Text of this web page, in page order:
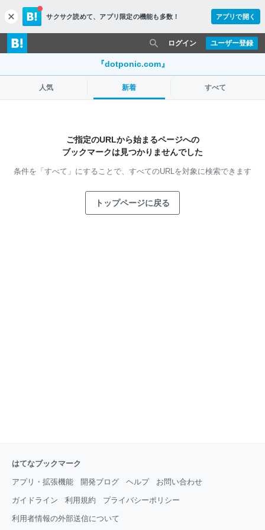
c
l
o
s
サクサク読めて、 アプリ限定の機能も多数！ アプリで開く
ユーザー登録
ログイン
『dotponic.com』
人気 新着 すべて
ご指定のURLから始まるページへの
ブックマークは見つかりませんでした
条件を「すべて」にすることで、 すべてのURLを対象に検索できます
トップページに戻る
はてなブックマーク
アプリ・拡張機能 開発ブログ ヘルプ お問い合わせ
ガイドライン 利用規約 プライバシーポリシー
利用者情報の外部送信について